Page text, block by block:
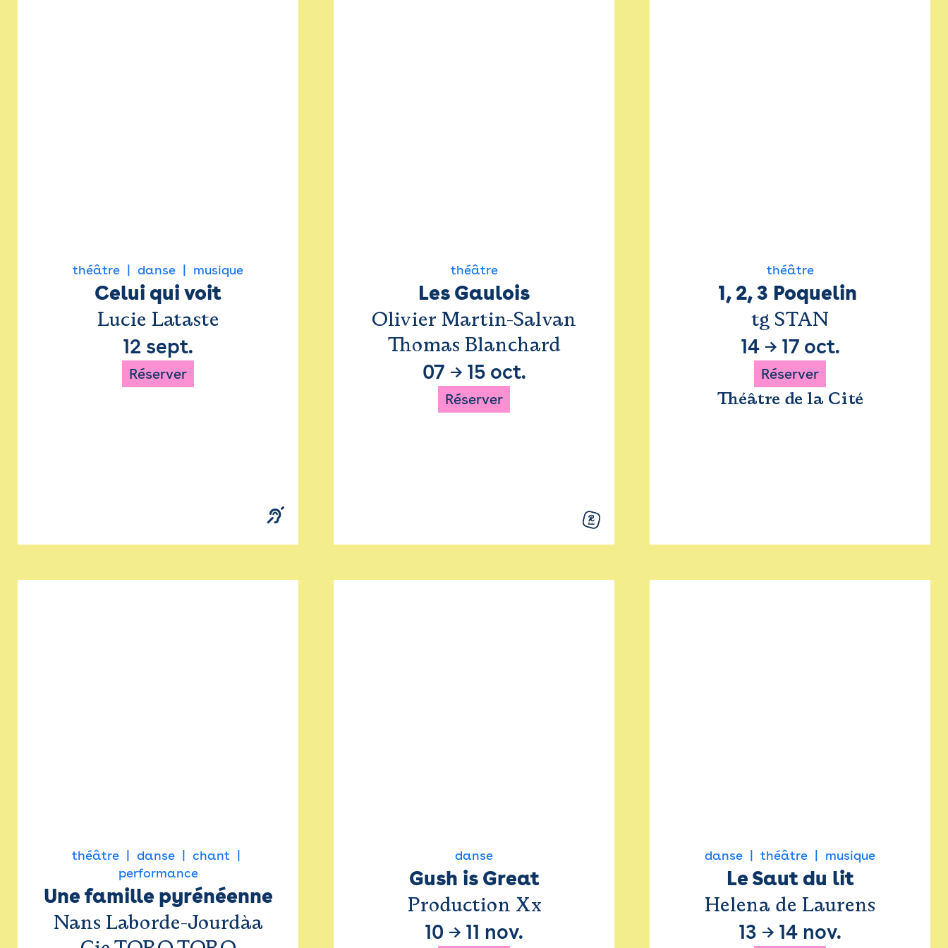
théâtre danse musique
Celui qui voit
Lucie Lataste
12 sept.
Réserver
théâtre
Les Gaulois
Olivier Martin-Salvan
Thomas Blanchard
07 → 15 oct.
Réserver
théâtre
1, 2, 3 Poquelin
tg STAN
14→ 17 oct.
Réserver
Théâtre de la Cité
théâtre danse
chant
performance
Une famille pyrénéenne
Nans Laborde-Jourdàa
danse
Gush is Great
Production Xx
10 → 11 nov.
danse théâtre musique
Le Saut du lit
Helena de Laurens
13 → 14 nov.